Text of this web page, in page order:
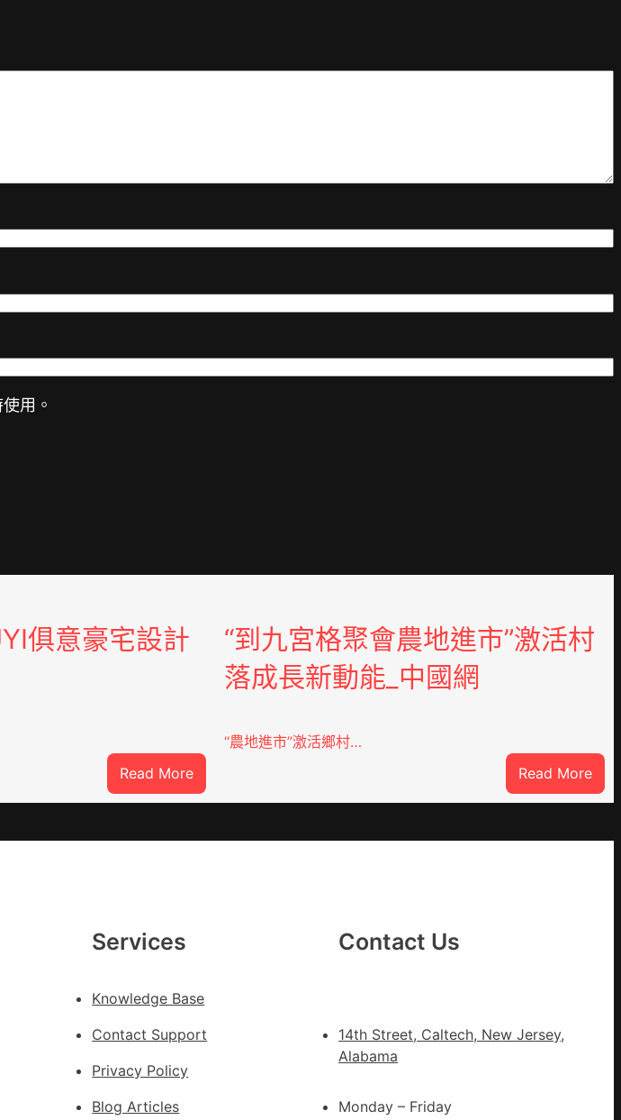
用。
俱意豪宅設計
Read More:
風
中
宅
計
“到九宮格聚會農地進市”激活村
落成長新動能_中國網
“農地進市”激活鄉村…
Read More:
“到
宮
Services
Knowledge Base
Contact Support
Privacy Policy
Blog Articles
Contact Us
14th Street, Caltech, New Jersey,
Alabama
Monday – Friday